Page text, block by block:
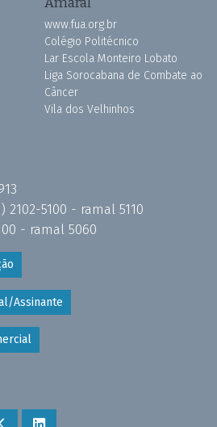
www.fua.org.br
Colégio Politécnico
Lar Escola Monteiro Lobato
Liga Sorocabana de Combate ao
Câncer
Vila dos Velhinhos
2102-5100 - ramal 5110
- ramal 5060
Assinante